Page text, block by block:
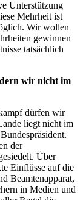
Unterstützung
Mehrheit ist
Wir wollen
gewinnen
tatsächlich
wir nicht im
dürfen wir
liegt nicht im
der
Über
Einflüsse auf die
Beamtenapparat,
in Medien und